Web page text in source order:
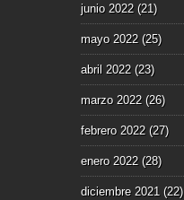
junio 2022 (21)
mayo 2022 (25)
abril 2022 (23)
marzo 2022 (26)
febrero 2022 (27)
enero 2022 (28)
diciembre 2021 (22)